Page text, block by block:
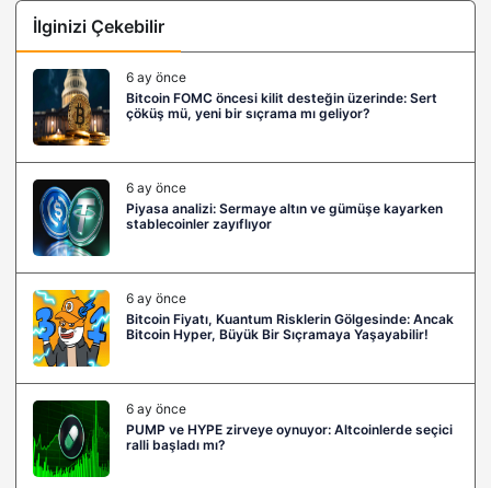
İlginizi Çekebilir
6 ay önce
Bitcoin FOMC öncesi kilit desteğin üzerinde: Sert
çöküş mü, yeni bir sıçrama mı geliyor?
6 ay önce
Piyasa analizi: Sermaye altın ve gümüşe kayarken
stablecoinler zayıflıyor
6 ay önce
Bitcoin Fiyatı, Kuantum Risklerin Gölgesinde: Ancak
Bitcoin Hyper, Büyük Bir Sıçramaya Yaşayabilir!
6 ay önce
PUMP ve HYPE zirveye oynuyor: Altcoinlerde seçici
ralli başladı mı?